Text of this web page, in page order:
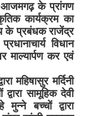
आजमगढ़ के प्रांगण
कार्यक्रम का
के प्रबंधक राजेंद्र
विधान
माल्यार्पण कर एवं
महिषासुर मर्दिनी
सामूहिक देवी
बच्चों द्वारा